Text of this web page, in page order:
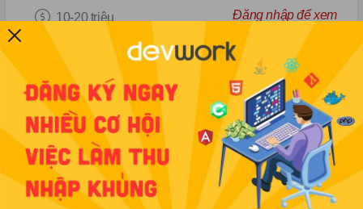
10-20 triệu
Comtor
Đăng nhập để xem
IT COMTOR (JAPAN MARKET)
25-35 triệu
Hà Nội
Tiền thưởng
Đăng nhập để xem